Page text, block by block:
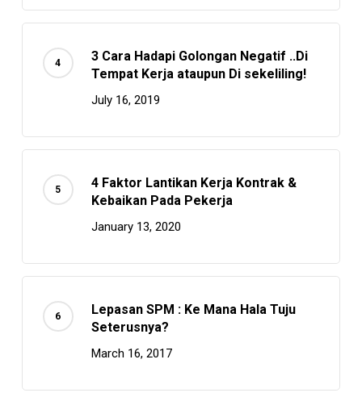
3 Cara Hadapi Golongan Negatif ..Di
Tempat Kerja ataupun Di sekeliling!
July 16, 2019
4 Faktor Lantikan Kerja Kontrak &
Kebaikan Pada Pekerja
January 13, 2020
Lepasan SPM : Ke Mana Hala Tuju
Seterusnya?
March 16, 2017